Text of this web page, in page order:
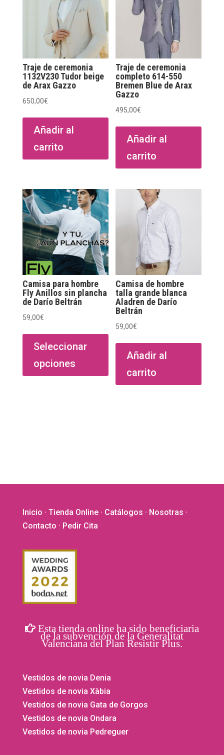
Traje de ceremonia
1132V230 Tudor beige
de Arax Gazzo
650,00€
Añadir al
carrito
Traje de ceremonia
completo 614-550
Bremen Blue de Arax
Gazzo
495,00€
Añadir al
carrito
Camisa para hombre
Fly Anillos sin plancha
de Darío Beltrán
59,00€
Seleccionar
opciones
Este
producto
múltiples
variantes.
página
producto
Camisa de hombre
talla grande blanca
Aladren de Darío
Beltrán
59,00€
Añadir al
carrito
Inicio · Tienda Online· Catálogos · Nosotras ·
Contacto · Pedir Cita
Esta tienda online ha sido beneficiaria
de la subvención de la Generalitat
Valenciana del Plan Resistir Plus.
Vestidos de novia Denia
Vestidos de novia Xàbia
Vestidos de novia Gata de Gorgos
Vestidos de novia Ondara
Vestidos de novia Pedreguer